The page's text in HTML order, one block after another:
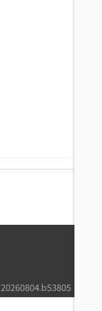
20260804.b53805